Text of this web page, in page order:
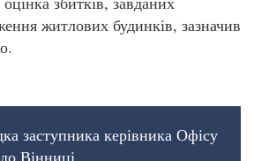
житлових будинків, зазначив
заступника керівника Офісу
Вінниці